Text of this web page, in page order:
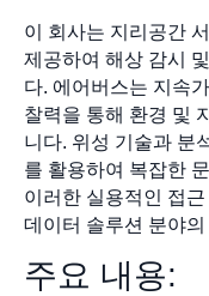
이 회사는 지리공간
제공하여 해상 감시
다. 에어버스는 지속
찰력을 통해 환경 및
니다. 위성 기술과 분
를 활용하여 복잡한
이러한 실용적인 접
데이터 솔루션 분야
주요 내용: